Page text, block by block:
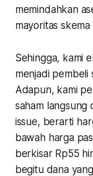
memindahkan
mayoritas
Sehingga, kami
menjadi pembeli
Adapun, kami
saham
issue, berarti
bawah harga
berkisar Rp55
begitu dana